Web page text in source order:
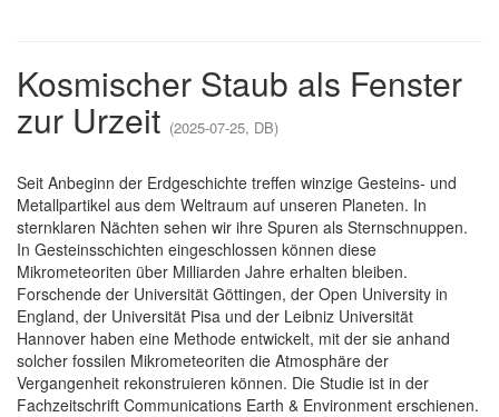
Kosmischer Staub als Fenster
zur Urzeit (2025-07-25, DB)
Seit Anbeginn der Erdgeschichte treffen winzige Gesteins- und
Metallpartikel aus dem Weltraum auf unseren Planeten. In
sternklaren Nächten sehen wir ihre Spuren als Sternschnuppen.
In Gesteinsschichten eingeschlossen können diese
Mikrometeoriten über Milliarden Jahre erhalten bleiben.
Forschende der Universität Göttingen, der Open University in
England, der Universität Pisa und der Leibniz Universität
Hannover haben eine Methode entwickelt, mit der sie anhand
solcher fossilen Mikrometeoriten die Atmosphäre der
Vergangenheit rekonstruieren können. Die Studie ist in der
Fachzeitschrift Communications Earth & Environment erschienen.